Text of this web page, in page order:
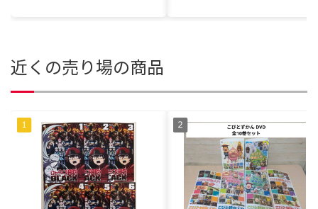
近くの売り場の商品